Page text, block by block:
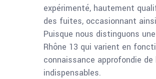
expérimenté, hautement
des fuites, occasionnant
Puisque nous distinguons
Rhône 13 qui varient en
connaissance approfondie
indispensables.